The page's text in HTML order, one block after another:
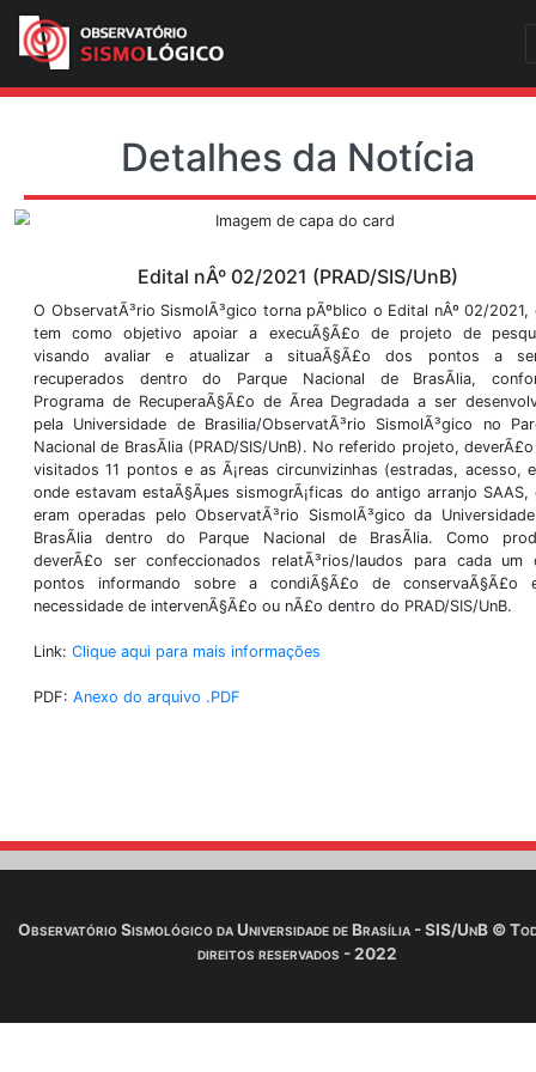
Detalhes da
Edital nÂº 02/2021 (PRAD/SIS/
O ObservatÃ³rio SismolÃ³gico torna pÃºblico o
tem como objetivo apoiar a execuÃ§Ã£o de
visando avaliar e atualizar a situaÃ§Ã£o dos
recuperados dentro do Parque Nacional de
Programa de RecuperaÃ§Ã£o de Ãrea Degradada
pela Universidade de Brasilia/ObservatÃ³rio
Nacional de BrasÃ­lia (PRAD/SIS/UnB). No referido
visitados 11 pontos e as Ã¡reas circunvizinhas
onde estavam estaÃ§Ãµes sismogrÃ¡ficas do antigo
eram operadas pelo ObservatÃ³rio SismolÃ³gico
deverÃ£o ser confeccionados relatÃ³rios/laudos
PDF:Anexo do arquivo .PDF